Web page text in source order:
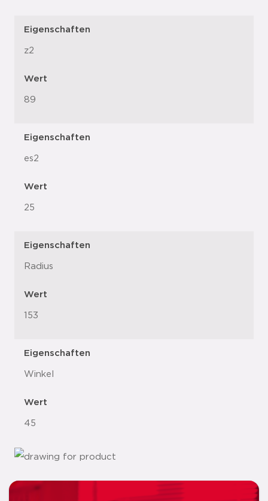
Eigenschaften
z2
Wert
89
Eigenschaften
es2
Wert
25
Eigenschaften
Radius
Wert
153
Eigenschaften
Winkel
Wert
45